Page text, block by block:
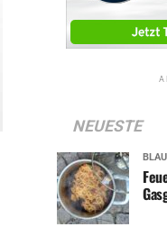
NEUESTE